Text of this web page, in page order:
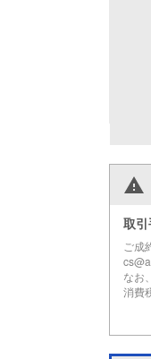
取
ご成
なお
消費